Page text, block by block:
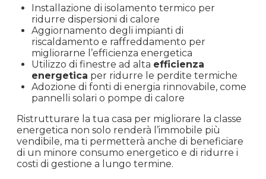
essere quella di migliorare la classe energetica
del tuo immobile attraverso la ristrutturazione,
magari portandolo da una classe G a una classe
D. Ci sono diverse strategie di ristrutturazione
che puoi adottare per migliorare l’efficienza
energetica della tua casa.
Ecco alcune strategie di ristrutturazione per
migliorare la classe energetica della tua
Installazione di isolamento termico per
ridurre dispersioni di calore
Aggiornamento degli impianti di
riscaldamento e raffreddamento per